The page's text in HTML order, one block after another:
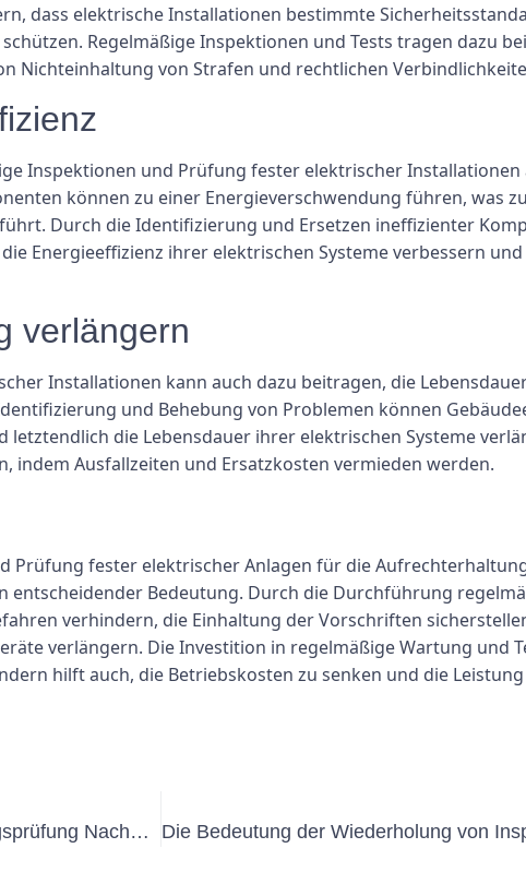
dass elektrische Installationen bestimmte
Regelmäßige Inspektionen und Tests tragen dazu
Nichteinhaltung von Strafen und rechtlichen
Inspektionen und Prüfung fester elektrischer Installationen
können zu einer Energieverschwendung führen, was
Durch die Identifizierung und Ersetzen ineffizienter
Energieeffizienz ihrer elektrischen Systeme verbessern
verlängern
Installationen kann auch dazu beitragen, die
und Behebung von Problemen können
die Lebensdauer ihrer elektrischen Systeme
indem Ausfallzeiten und Ersatzkosten vermieden werden.
Prüfung fester elektrischer Anlagen für die
entscheidender Bedeutung. Durch die Durchführung
verhindern, die Einhaltung der Vorschriften
verlängern. Die Investition in regelmäßige Wartung und
hilft auch, die Betriebskosten zu senken und die
Verständnis der Bedeutung von Wiederholungsprüfung Nachd Din VDE 0105 für die elektrische Sicherheit